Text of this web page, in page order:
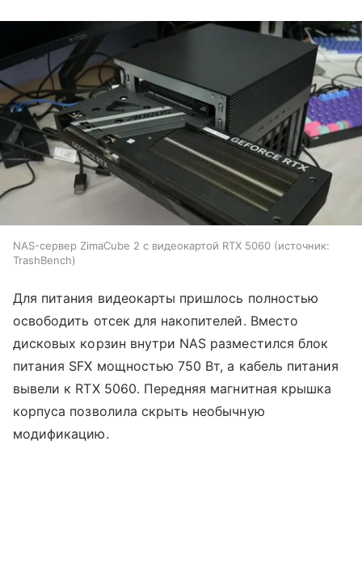
NAS-сервер ZimaCube 2 с видеокартой RTX 5060
источник:
TrashBench
Для питания видеокарты пришлось полностью
освободить отсек для накопителей. Вместо
дисковых корзин внутри NAS разместился блок
питания SFX мощностью 750 Вт, а кабель питания
вывели к RTX 5060. Передняя магнитная крышка
корпуса позволила скрыть необычную
модификацию.